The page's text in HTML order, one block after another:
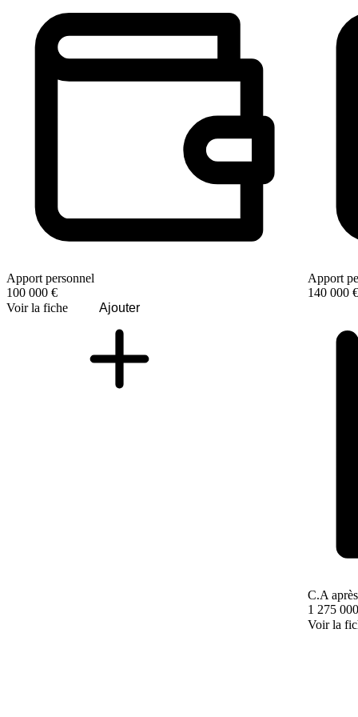
Apport personnel
100 000 €
Voir la fiche
Ajouter
Apport
140 000 €
C.A
1 275
Voir la